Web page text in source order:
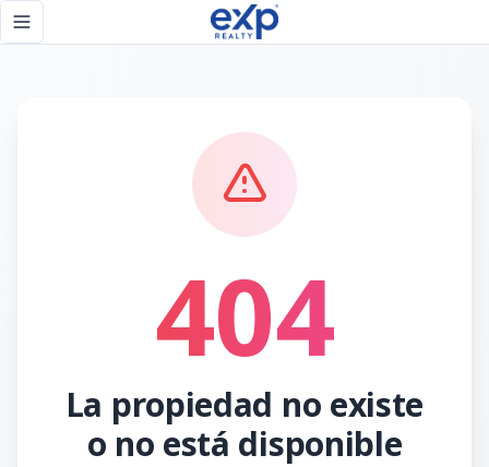
Toggle navigation menu
404
La propiedad no existe
o no está disponible
Página no encontrada - eXp Realty República Dominicana